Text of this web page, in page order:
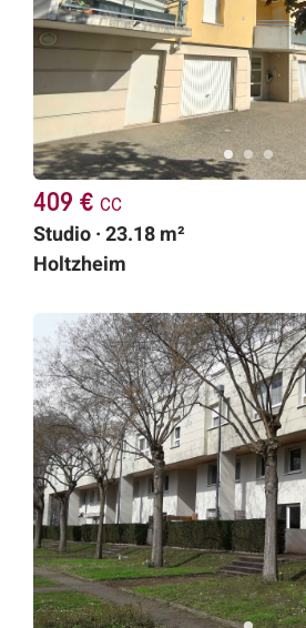
409 € cc
Studio · 23.18 m²
Holtzheim